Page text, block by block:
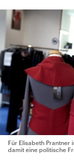
Für Elisabeth Prantner
damit eine politische